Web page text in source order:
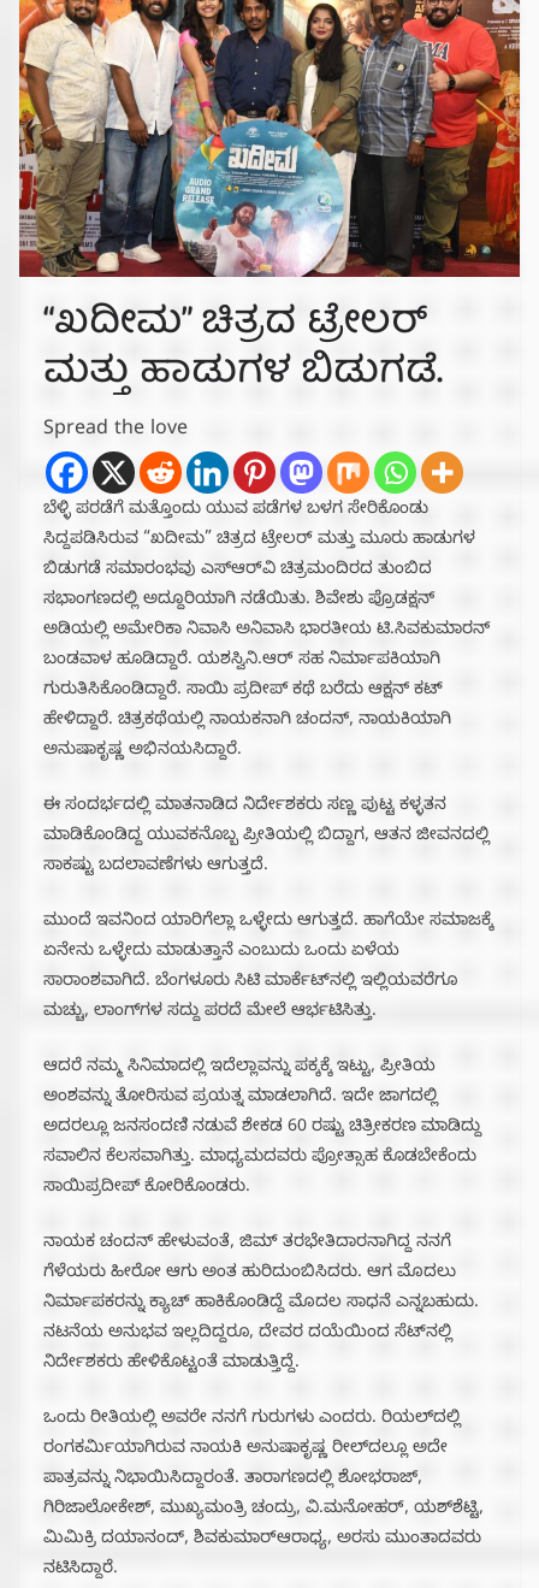
“ಖದೀಮ” ಚಿತ್ರದ ಟ್ರೇಲರ್
ಮತ್ತು ಹಾಡುಗಳ ಬಿಡುಗಡೆ.
Spread the love
ಬೆಳ್ಳಿ ಪರಡೆಗೆ ಮತ್ತೊಂದು ಯುವ ಪಡೆಗಳ ಬಳಗ ಸೇರಿಕೊಂಡು
ಸಿದ್ದಪಡಿಸಿರುವ “ಖದೀಮ” ಚಿತ್ರದ ಟ್ರೇಲರ್ ಮತ್ತು ಮೂರು ಹಾಡುಗಳ
ಬಿಡುಗಡೆ ಸಮಾರಂಭವು ಎಸ್‌ಆರ್‌ವಿ ಚಿತ್ರಮಂದಿರದ ತುಂಬಿದ
ಸಭಾಂಗಣದಲ್ಲಿ ಅದ್ದೂರಿಯಾಗಿ ನಡೆಯಿತು. ಶಿವೇಶು ಪ್ರೊಡಕ್ಷನ್
ಅಡಿಯಲ್ಲಿ ಅಮೇರಿಕಾ ನಿವಾಸಿ ಅನಿವಾಸಿ ಭಾರತೀಯ ಟಿ.ಸಿವಕುಮಾರನ್
ಬಂಡವಾಳ ಹೂಡಿದ್ದಾರೆ. ಯಶಸ್ವಿನಿ.ಆರ್ ಸಹ ನಿರ್ಮಾಪಕಿಯಾಗಿ
ಗುರುತಿಸಿಕೊಂಡಿದ್ದಾರೆ. ಸಾಯಿ ಪ್ರದೀಪ್ ಕಥೆ ಬರೆದು ಆಕ್ಷನ್ ಕಟ್
ಹೇಳಿದ್ದಾರೆ. ಚಿತ್ರಕಥೆಯಲ್ಲಿ ನಾಯಕನಾಗಿ ಚಂದನ್, ನಾಯಕಿಯಾಗಿ
ಅನುಷಾಕೃಷ್ಣ ಅಭಿನಯಸಿದ್ದಾರೆ.
ಈ ಸಂದರ್ಭದಲ್ಲಿ ಮಾತನಾಡಿದ ನಿರ್ದೇಶಕರು ಸಣ್ಣ ಪುಟ್ಟ ಕಳ್ಳತನ
ಮಾಡಿಕೊಂಡಿದ್ದ ಯುವಕನೊಬ್ಬ ಪ್ರೀತಿಯಲ್ಲಿ ಬಿದ್ದಾಗ, ಆತನ ಜೀವನದಲ್ಲಿ
ಸಾಕಷ್ಟು ಬದಲಾವಣೆಗಳು ಆಗುತ್ತದೆ.
ಮುಂದೆ ಇವನಿಂದ ಯಾರಿಗೆಲ್ಲಾ ಒಳ್ಳೇದು ಆಗುತ್ತದೆ. ಹಾಗೆಯೇ ಸಮಾಜಕ್ಕೆ
ಏನೇನು ಒಳ್ಳೇದು ಮಾಡುತ್ತಾನೆ ಎಂಬುದು ಒಂದು ಏಳೆಯ
ಸಾರಾಂಶವಾಗಿದೆ. ಬೆಂಗಳೂರು ಸಿಟಿ ಮಾರ್ಕೆಟ್‌ನಲ್ಲಿ ಇಲ್ಲಿಯವರೆಗೂ
ಮಚ್ಚು, ಲಾಂಗ್‌ಗಳ ಸದ್ದು ಪರದೆ ಮೇಲೆ ಆರ್ಭಟಿಸಿತ್ತು.
ಆದರೆ ನಮ್ಮ ಸಿನಿಮಾದಲ್ಲಿ ಇದೆಲ್ಲಾವನ್ನು ಪಕ್ಕಕ್ಕೆ ಇಟ್ಟು, ಪ್ರೀತಿಯ
ಅಂಶವನ್ನು ತೋರಿಸುವ ಪ್ರಯತ್ನ ಮಾಡಲಾಗಿದೆ. ಇದೇ ಜಾಗದಲ್ಲಿ
ಅದರಲ್ಲೂ ಜನಸಂದಣಿ ನಡುವೆ ಶೇಕಡ 60 ರಷ್ಟು ಚಿತ್ರೀಕರಣ ಮಾಡಿದ್ದು
ಸವಾಲಿನ ಕೆಲಸವಾಗಿತ್ತು. ಮಾಧ್ಯಮದವರು ಪ್ರೋತ್ಸಾಹ ಕೊಡಬೇಕೆಂದು
ಸಾಯಿಪ್ರದೀಪ್ ಕೋರಿಕೊಂಡರು.
ನಾಯಕ ಚಂದನ್ ಹೇಳುವಂತೆ, ಜಿಮ್ ತರಭೇತಿದಾರನಾಗಿದ್ದ ನನಗೆ
ಗೆಳೆಯರು ಹೀರೋ ಆಗು ಅಂತ ಹುರಿದುಂಬಿಸಿದರು. ಆಗ ಮೊದಲು
ನಿರ್ಮಾಪಕರನ್ನು ಕ್ಯಾಚ್ ಹಾಕಿಕೊಂಡಿದ್ದೆ ಮೊದಲ ಸಾಧನೆ ಎನ್ನಬಹುದು.
ನಟನೆಯ ಅನುಭವ ಇಲ್ಲದಿದ್ದರೂ, ದೇವರ ದಯೆಯಿಂದ ಸೆಟ್‌ನಲ್ಲಿ
ನಿರ್ದೇಶಕರು ಹೇಳಿಕೊಟ್ಟಂತೆ ಮಾಡುತ್ತಿದ್ದೆ.
ಒಂದು ರೀತಿಯಲ್ಲಿ ಅವರೇ ನನಗೆ ಗುರುಗಳು ಎಂದರು. ರಿಯಲ್‌ದಲ್ಲಿ
ರಂಗಕರ್ಮಿಯಾಗಿರುವ ನಾಯಕಿ ಅನುಷಾಕೃಷ್ಣ ರೀಲ್‌ದಲ್ಲೂ ಅದೇ
ಪಾತ್ರವನ್ನು ನಿಭಾಯಿಸಿದ್ದಾರಂತೆ. ತಾರಾಗಣದಲ್ಲಿ ಶೋಭರಾಜ್,
ಗಿರಿಜಾಲೋಕೇಶ್, ಮುಖ್ಯಮಂತ್ರಿ ಚಂದ್ರು, ವಿ.ಮನೋಹರ್, ಯಶ್‌ಶೆಟ್ಟಿ,
ಮಿಮಿಕ್ರಿ ದಯಾನಂದ್, ಶಿವಕುಮಾರ್‌ಆರಾಧ್ಯ, ಅರಸು ಮುಂತಾದವರು
ನಟಿಸಿದ್ದಾರೆ.